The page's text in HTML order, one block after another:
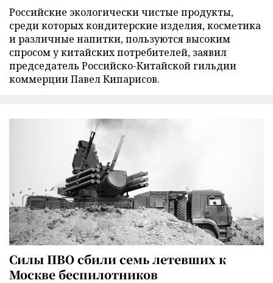
Российские экологически чистые продукты,
среди которых кондитерские изделия, косметика
и различные напитки, пользуются высоким
спросом у китайских потребителей, заявил
председатель Российско-Китайской гильдии
коммерции Павел Кипарисов.
Силы ПВО сбили семь летевших к
Москве беспилотников